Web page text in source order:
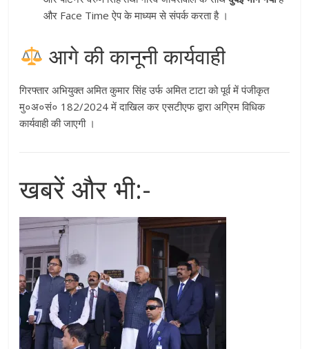
और Face Time ऐप के माध्यम से संपर्क करता है ।
आगे की कानूनी कार्यवाही
गिरफ्तार अभियुक्त अमित कुमार सिंह उर्फ अमित टाटा को पूर्व में पंजीकृत
मु०अ०सं० 182/2024 में दाखिल कर एसटीएफ द्वारा अग्रिम विधिक
कार्यवाही की जाएगी ।
खबरें और भी:-